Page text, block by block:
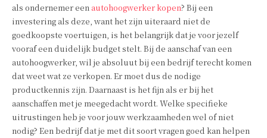
als ondernemer eenautohoogwerker kopen? Bij een
investering als deze, want het zijn uiteraard niet de
goedkoopste voertuigen, is het belangrijk dat je voor jezelf
vooraf een duidelijk budget stelt. Bij de aanschaf van een
autohoogwerker, wil je absoluut bij een bedrijf terecht komen
dat weet wat ze verkopen. Er moet dus de nodige
productkennis zijn. Daarnaast is het fijn als er bij het
aanschaffen met je meegedacht wordt. Welke specifieke
uitrustingen heb je voor jouw werkzaamheden wel of niet
nodig? Een bedrijf dat je met dit soort vragen goed kan helpen